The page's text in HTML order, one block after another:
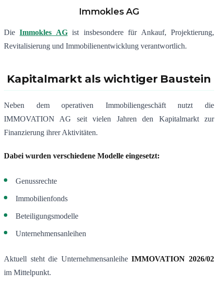
Immokles AG
DieImmokles AGist insbesondere für Ankauf, Projektierung,
Revitalisierung und Immobilienentwicklung verantwortlich.
Kapitalmarkt als wichtiger Baustein
Neben dem operativen Immobiliengeschäft nutzt die
IMMOVATION AG seit vielen Jahren den Kapitalmarkt zur
Finanzierung ihrer Aktivitäten.
Dabei wurden verschiedene Modelle eingesetzt:
Genussrechte
Immobilienfonds
Beteiligungsmodelle
Unternehmensanleihen
Aktuell steht die UnternehmensanleiheIMMOVATION 2026/02
im Mittelpunkt.